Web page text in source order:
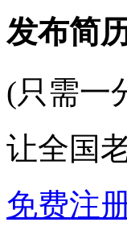
发布简
(只需一
让全国
免费注